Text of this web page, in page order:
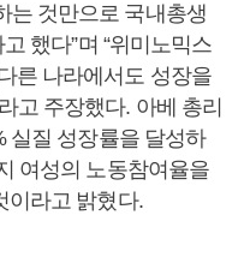
는 것만으로 국내총생
했다”며 “위미노믹스
른 나라에서도 성장을
고 주장했다. 아베 총리
실질 성장률을 달성하
여성의 노동참여율을
이라고 밝혔다.